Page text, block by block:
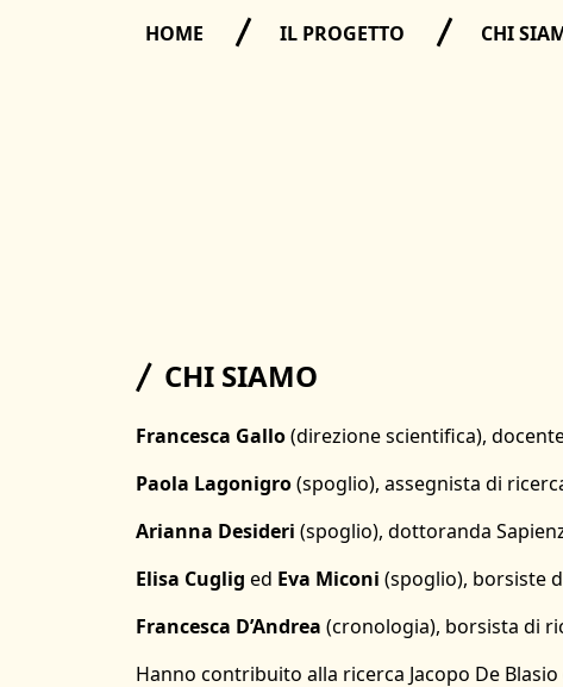
HOME IL PROGETTO CHI
CHI SIAMO
Francesca Gallo(direzione scientifica),
Paola Lagonigro(spoglio), assegnista di
Arianna Desideri (spoglio), dottoranda
Elisa Cuglig ed Eva Miconi (spoglio), borsiste
Francesca D’Andrea (cronologia), borsista di
Hanno contribuito alla ricerca Jacopo De